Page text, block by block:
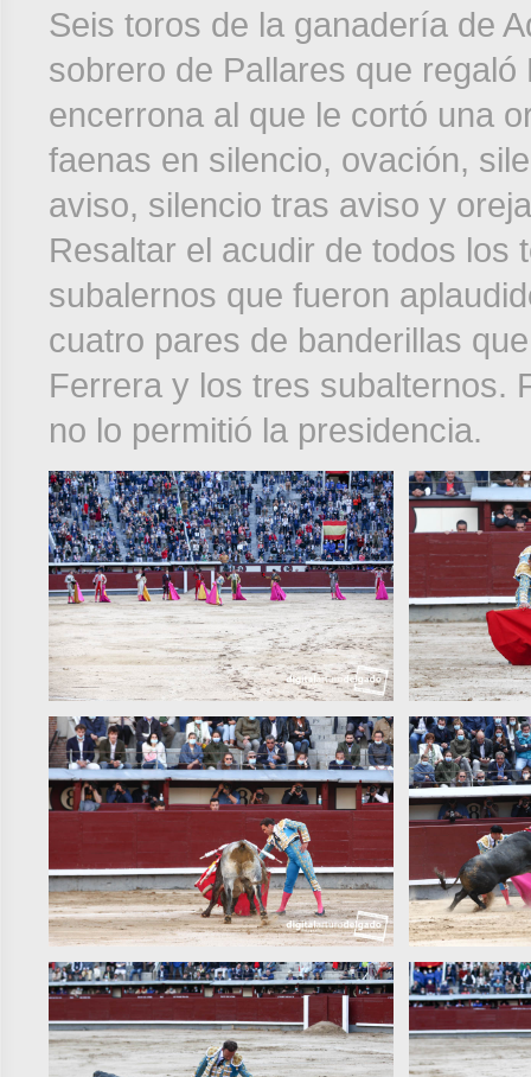
Seis toros de la ganadería de
sobrero de Pallares que
encerrona al que le cortó una
faenas en silencio, ovación,
aviso, silencio tras aviso y
Resaltar el acudir de todos los
subalernos que fueron
cuatro pares de banderillas
Ferrera y los tres subalternos.
no lo permitió la presidencia.